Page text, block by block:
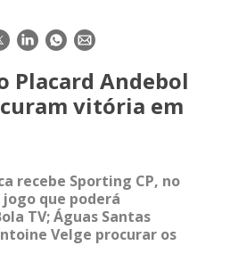
LinkedInWhatsApp
E-
Placard Andebol
vitória em
recebe Sporting CP, no
jogo que poderá
TV; Águas Santas
Velge procurar os